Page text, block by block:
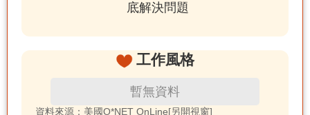
底解決問題
工作風格
暫無資料
資料來源：美國O*NET OnLine[另開視窗]